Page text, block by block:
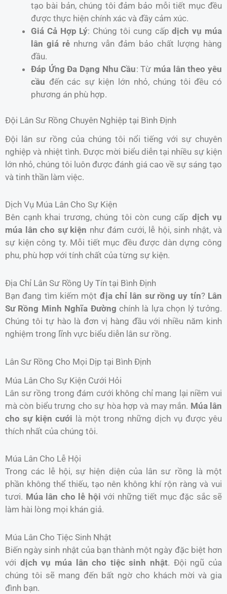
tạo bài bản, chúng tôi đảm bảo mỗi tiết mục đều
được thực hiện chính xác và đầy cảm xúc.
Giá Cả Hợp Lý: Chúng tôi cung cấpdịch vụ múa
lân giá rẻ nhưng vẫn đảm bảo chất lượng hàng
đầu.
Đáp Ứng Đa Dạng Nhu Cầu: Từ múa lân theo yêu
cầu đến các sự kiện lớn nhỏ, chúng tôi đều có
phương án phù hợp.
Đội Lân Sư Rồng Chuyên Nghiệp tại Bình Định
Đội lân sư rồng của chúng tôi nổi tiếng với sự chuyên
nghiệp và nhiệt tình. Được mời biểu diễn tại nhiều sự kiện
lớn nhỏ, chúng tôi luôn được đánh giá cao về sự sáng tạo
và tinh thần làm việc.
Dịch Vụ Múa Lân Cho Sự Kiện
Bên cạnh khai trương, chúng tôi còn cung cấp dịch vụ
múa lân cho sự kiện như đám cưới, lễ hội, sinh nhật, và
sự kiện công ty. Mỗi tiết mục đều được dàn dựng công
phu, phù hợp với tính chất của từng sự kiện.
Địa Chỉ Lân Sư Rồng Uy Tín tại Bình Định
Bạn đang tìm kiếm một địa chỉ lân sư rồng uy tín? Lân
Sư Rồng Minh Nghĩa Đường chính là lựa chọn lý tưởng.
Chúng tôi tự hào là đơn vị hàng đầu với nhiều năm kinh
nghiệm trong lĩnh vực biểu diễn lân sư rồng.
Lân Sư Rồng Cho Mọi Dịp tại Bình Định
Múa Lân Cho Sự Kiện Cưới Hỏi
Lân sư rồng trong đám cưới không chỉ mang lại niềm vui
mà còn biểu trưng cho sự hòa hợp và may mắn. Múa lân
cho sự kiện cưới là một trong những dịch vụ được yêu
thích nhất của chúng tôi.
Múa Lân Cho Lễ Hội
Trong các lễ hội, sự hiện diện của lân sư rồng là một
phần không thể thiếu, tạo nên không khí rộn ràng và vui
tươi. Múa lân cho lễ hội với những tiết mục đặc sắc sẽ
làm hài lòng mọi khán giả.
Múa Lân Cho Tiệc Sinh Nhật
Biến ngày sinh nhật của bạn thành một ngày đặc biệt hơn
với dịch vụ múa lân cho tiệc sinh nhật. Đội ngũ của
chúng tôi sẽ mang đến bất ngờ cho khách mời và gia
đình bạn.